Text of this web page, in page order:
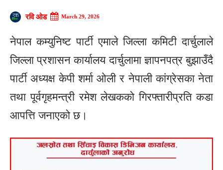
रवि ओड March 29, 2026
नेपाल कम्युनिष्ट पार्टी एमाले जिल्ला कमिटी दार्चुलाले
जिल्ला प्रशासन कार्यालय दार्चुलामा ज्ञापनपत्र बुझाउँदै
पार्टी अध्यक्ष केपी शर्मा ओली र नेपाली कांग्रेसका नेता
तथा पूर्वगृहमन्त्री रमेश लेखकको गिरफ्तारीप्रति कडा
आपत्ति जनाएको छ।